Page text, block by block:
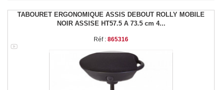
TABOURET ERGONOMIQUE ASSIS DEBOUT ROLLY MOBILE
NOIR ASSISE HT57.5 A 73.5 cm 4...
Réf : 865316